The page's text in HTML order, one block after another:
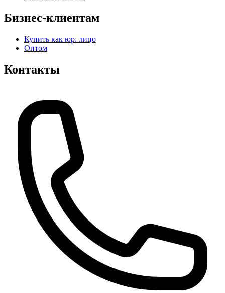
Бизнес-клиентам
Купить как юр. лицо
Оптом
Контакты